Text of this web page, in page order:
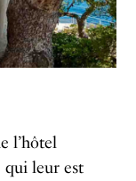
l’hôtel
qui leur est